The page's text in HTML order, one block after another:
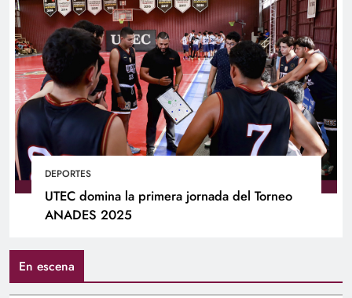
DEPORTES
UTEC domina la primera jornada del Torneo
ANADES 2025
En escena